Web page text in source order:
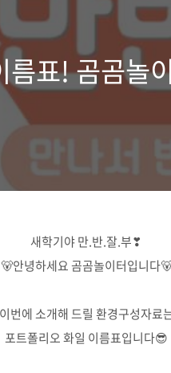
표! 곰곰놀
새학기야 만.반.잘.부❣
🐻안녕하세요 곰곰놀이터입니다
이번에 소개해 드릴 환경구성자료
포트폴리오 화일 이름표입니다😎